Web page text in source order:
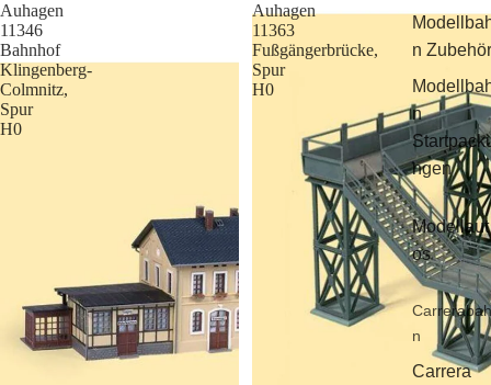
n Zubehör
n
ngen
Modellaut
os
Carrerabah
n
Carrera
Auhagen
11346
Bahnhof
Klingenberg-
Colmnitz,
Spur
H0
Auhagen
11363
Fußgängerbrücke,
Spur
H0